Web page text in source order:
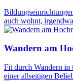
auch wohnt,
Wandern am
Fit durch Wandern in
einer allseitigen